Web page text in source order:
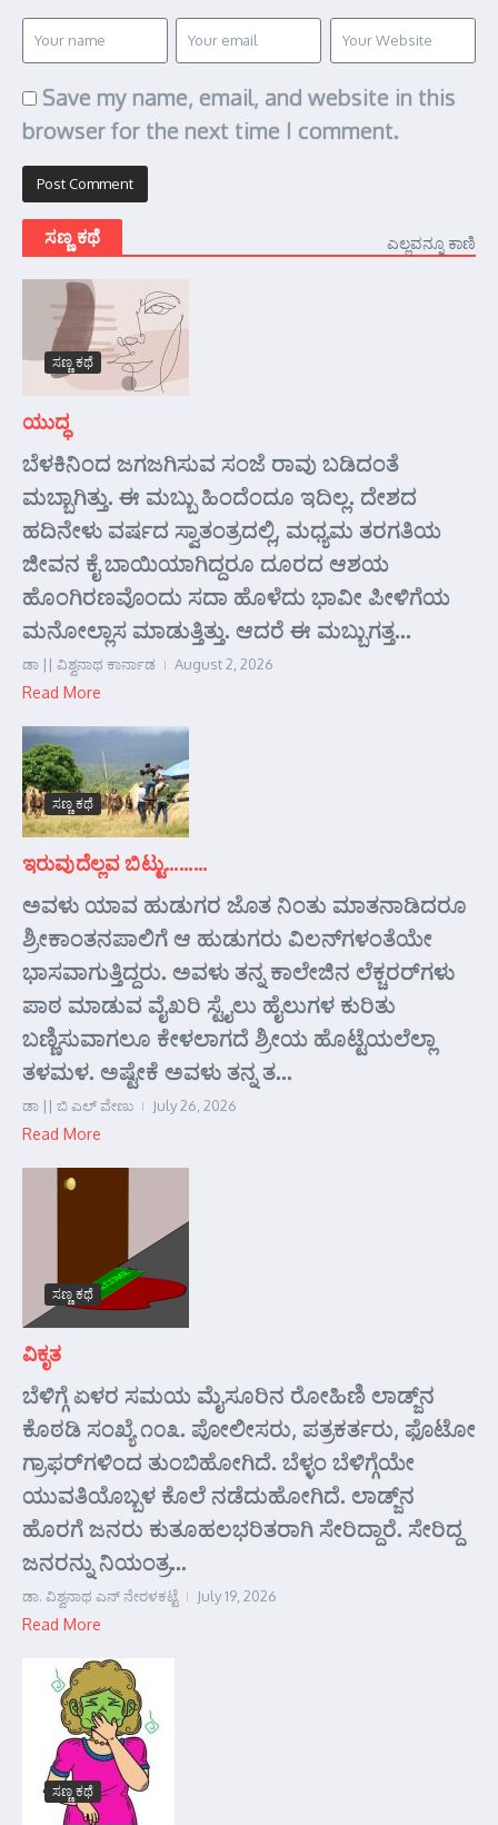
Save my name, email, and website in this
browser for the next time I comment.
ಸಣ್ಣ ಕಥೆ ಎಲ್ಲವನ್ನೂ ಕಾಣಿ
ಸಣ್ಣ ಕಥೆ
ಯುದ್ಧ
ಬೆಳಕಿನಿಂದ ಜಗಜಗಿಸುವ ಸಂಜೆ ರಾವು ಬಡಿದಂತೆ
ಮಬ್ಬಾಗಿತ್ತು. ಈ ಮಬ್ಬು ಹಿಂದೆಂದೂ ಇದಿಲ್ಲ. ದೇಶದ
ಹದಿನೇಳು ವರ್ಷದ ಸ್ವಾತಂತ್ರದಲ್ಲಿ, ಮಧ್ಯಮ ತರಗತಿಯ
ಜೀವನ ಕೈ ಬಾಯಿಯಾಗಿದ್ದರೂ ದೂರದ ಆಶಯ
ಹೊಂಗಿರಣವೊಂದು ಸದಾ ಹೊಳೆದು ಭಾವೀ ಪೀಳಿಗೆಯ
ಮನೋಲ್ಲಾಸ ಮಾಡುತ್ತಿತ್ತು. ಆದರೆ ಈ ಮಬ್ಬುಗತ್ತ...
ಡಾ || ವಿಶ್ವನಾಥ ಕಾರ್ನಾಡ August 2, 2026
Read More
ಸಣ್ಣ ಕಥೆ
ಇರುವುದೆಲ್ಲವ ಬಿಟ್ಟು………
ಅವಳು ಯಾವ ಹುಡುಗರ ಜೊತ ನಿಂತು ಮಾತನಾಡಿದರೂ
ಶ್ರೀಕಾಂತನಪಾಲಿಗೆ ಆ ಹುಡುಗರು ವಿಲನ್‌ಗಳಂತೆಯೇ
ಭಾಸವಾಗುತ್ತಿದ್ದರು. ಅವಳು ತನ್ನ ಕಾಲೇಜಿನ ಲೆಕ್ಚರರ್‌ಗಳು
ಪಾಠ ಮಾಡುವ ವೈಖರಿ ಸ್ಟೈಲು ಹೈಲುಗಳ ಕುರಿತು
ಬಣ್ಣಿಸುವಾಗಲೂ ಕೇಳಲಾಗದೆ ಶ್ರೀಯ ಹೊಟ್ಟೆಯಲೆಲ್ಲಾ
ತಳಮಳ. ಅಷ್ಟೇಕೆ ಅವಳು ತನ್ನ ತ...
ಡಾ || ಬಿ ಎಲ್ ವೇಣು July 26, 2026
Read More
ಸಣ್ಣ ಕಥೆ
ವಿಕೃತ
ಬೆಳಿಗ್ಗೆ ಏಳರ ಸಮಯ ಮೈಸೂರಿನ ರೋಹಿಣಿ ಲಾಡ್ಜ್‌ನ
ಕೊಠಡಿ ಸಂಖ್ಯೆ ೧೦೩. ಪೋಲೀಸರು, ಪತ್ರಕರ್ತರು, ಫೊಟೋ
ಗ್ರಾಫರ್‌ಗಳಿಂದ ತುಂಬಿಹೋಗಿದೆ. ಬೆಳ್ಳಂ ಬೆಳಿಗ್ಗೆಯೇ
ಯುವತಿಯೊಬ್ಬಳ ಕೊಲೆ ನಡೆದುಹೋಗಿದೆ. ಲಾಡ್ಜ್‌ನ
ಹೊರಗೆ ಜನರು ಕುತೂಹಲಭರಿತರಾಗಿ ಸೇರಿದ್ದಾರೆ. ಸೇರಿದ್ದ
ಜನರನ್ನು ನಿಯಂತ್ರ...
ಡಾ. ವಿಶ್ವನಾಥ ಎನ್ ನೇರಳಕಟ್ಟೆ July 19, 2026
Read More
ಸಣ್ಣ ಕಥೆ